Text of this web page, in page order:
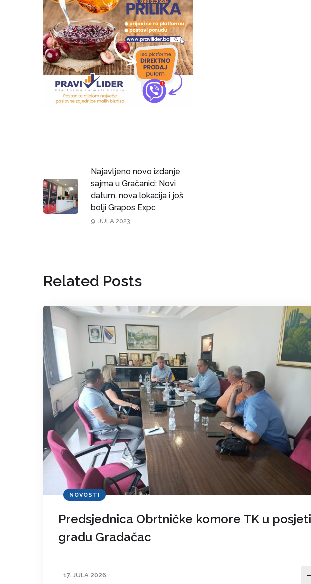
Najavljeno novo izdanje
sajma u Gračanici: Novi
datum, nova lokacija i još
bolji Grapos Expo
9. JULA 2023.
Related Posts
NOVOSTI
Predsjednica Obrtničke komore TK u posjeti
gradu Gradačac
17. JULA 2026.